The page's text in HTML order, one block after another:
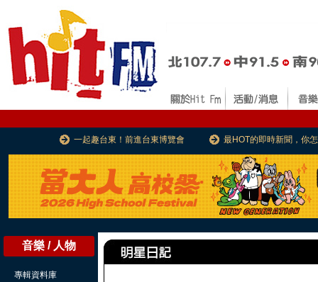
一起趣台東！前進台東博覽會 最HOT的即時新聞，你
音樂 / 人物
專輯資料庫